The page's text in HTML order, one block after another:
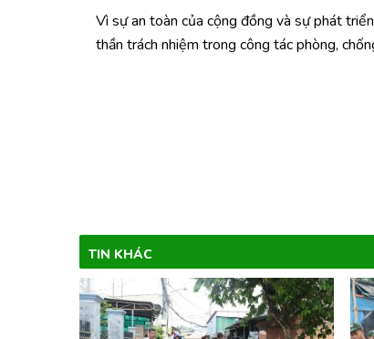
Vì sự an toàn của cộng đồng và sự phát
thần trách nhiệm trong công tác phòng,
TIN KHÁC